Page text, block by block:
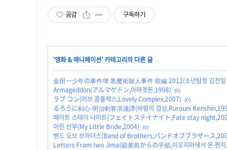
공감 구독하기
'영화 & 애니메이션' 카테고리의 다른 글
金田一少年の事件簿 黒魔術殺人事件 前編 2012(소년탐정 김전일
Armageddon(アルマゲドン,아마겟돈,1998) (0)
ラブ コン(러브 콤플렉스,Lovely Complex,2007) (0)
るろうに剣心-明治剣客浪漫譚(바람의 검심,Rurouni
페이트 스테이 나이트(フェイトステイナイト,Fate stay
어린 신부(My Little Bride,2004) (0)
밴드 오브 브라더스(Band of Brothers,バンドオブブラザース
Letters From Iwo Jima(硫黄島からの手紙,이오지마에서 온 편